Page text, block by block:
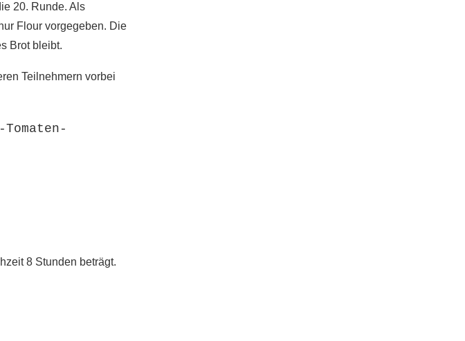
20. Runde. Als
Flour vorgegeben. Die
Brot bleibt.
Teilnehmern vorbei
8 Stunden beträgt.